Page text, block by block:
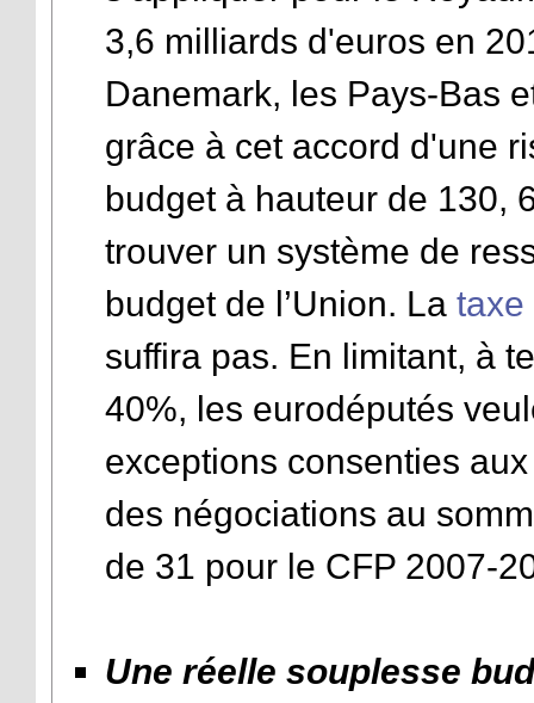
3,6 milliards d'euros en
Danemark, les Pays-Bas
grâce à cet accord d'une
budget à hauteur de 130,
trouver un système de
budget de l’Union. La taxe
suffira pas. En limitant, à
40%, les eurodéputés
exceptions consenties
des négociations au
de 31 pour le CFP 2007-
Une réelle souplesse